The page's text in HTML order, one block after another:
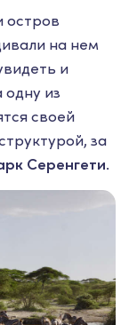
остров
на нем
и
из
своей
за
Серенгети.